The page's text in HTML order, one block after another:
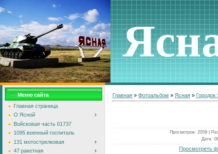
Меню сайта
Главная страница
О Ясной
Войсковая часть 01737
1095 военный госпиталь
131 мотострелковая
47 ракетная
Главная » Фотоальбом » Ясная » Городок
Просмотров: 2058 |
Дата:
Просмотреть